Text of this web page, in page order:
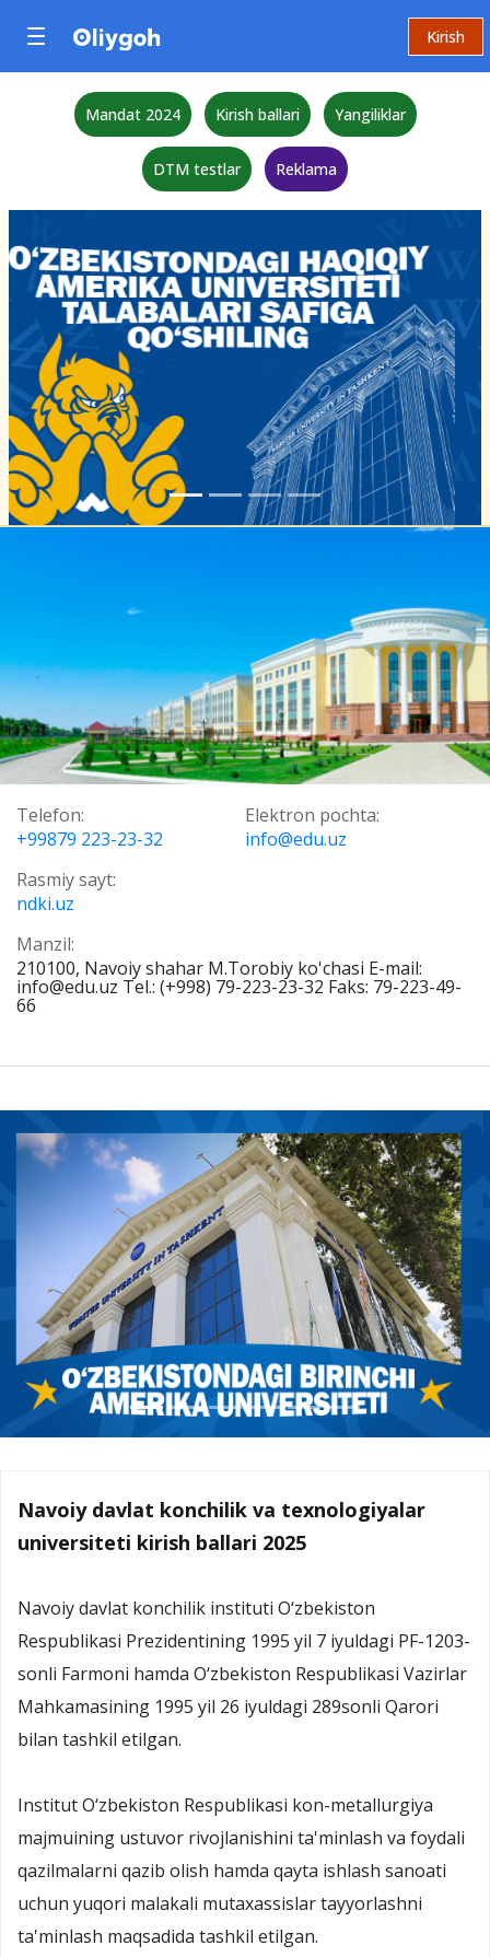
Kirish
Mandat 2024 Kirish ballari Yangiliklar
DTM testlar Reklama
Telefon:
+99879 223-23-32
Elektron pochta:
info@edu.uz
Rasmiy sayt:
ndki.uz
Manzil:
210100, Navoiy shahar M.Torobiy ko'chasi E-mail:
info@edu.uz Tel.: (+998) 79-223-23-32 Faks: 79-223-49-
66
Navoiy davlat konchilik va texnologiyalar
universiteti kirish ballari 2025
Navoiy davlat konchilik instituti O‘zbekiston
Respublikasi Prezidentining 1995 yil 7 iyuldagi PF-1203-
sonli Farmoni hamda O‘zbekiston Respublikasi Vazirlar
Mahkamasining 1995 yil 26 iyuldagi 289sonli Qarori
bilan tashkil etilgan.
Institut O‘zbekiston Respublikasi kon-metallurgiya
majmuining ustuvor rivojlanishini ta'minlash va foydali
qazilmalarni qazib olish hamda qayta ishlash sanoati
uchun yuqori malakali mutaxassislar tayyorlashni
ta'minlash maqsadida tashkil etilgan.